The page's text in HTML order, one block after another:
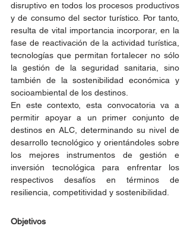
disruptivo en todos los procesos productivos
y de consumo del sector turístico. Por tanto,
resulta de vital importancia incorporar, en la
fase de reactivación de la actividad turística,
tecnologías que permitan fortalecer no sólo
la gestión de la seguridad sanitaria, sino
también de la sostenibilidad económica y
socioambiental de los destinos.
En este contexto, esta convocatoria va a
permitir apoyar a un primer conjunto de
destinos en ALC, determinando su nivel de
desarrollo tecnológico y orientándoles sobre
los mejores instrumentos de gestión e
inversión tecnológica para enfrentar los
respectivos desafíos en términos de
resiliencia, competitividad y sostenibilidad.
Objetivos